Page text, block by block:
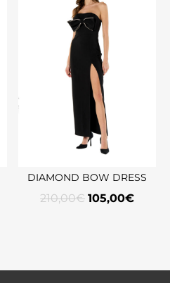
DIAMOND BOW DRESS
210,00€ 105,00€